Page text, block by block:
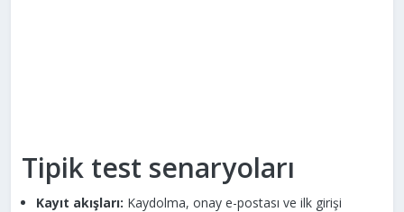
Tipik test senaryoları
Kayıt akışları: Kaydolma, onay e-postası ve ilk girişi